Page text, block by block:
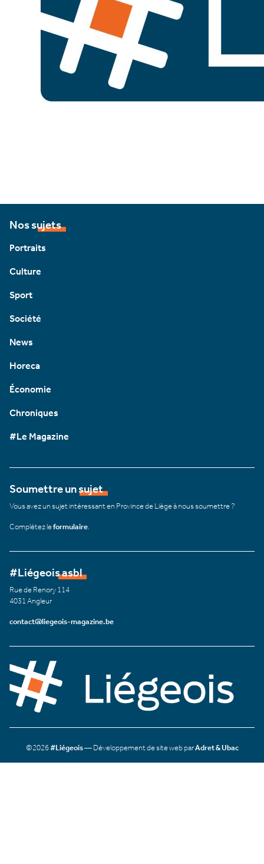
Nos sujets
Portraits
Culture
Sport
Société
News
Horeca
Économie
Chroniques
#Le Magazine
Soumettre un sujet
Vous avez un sujet intéressant en Province de Liège à nous soumettre ?
Complétez leformulaire
#Liégeois asbl
Rue de Renory 114
4031 Angleur
contact@liegeois-magazine.be
©2026#Liégeois— Développement de site web parAdret & Ubac